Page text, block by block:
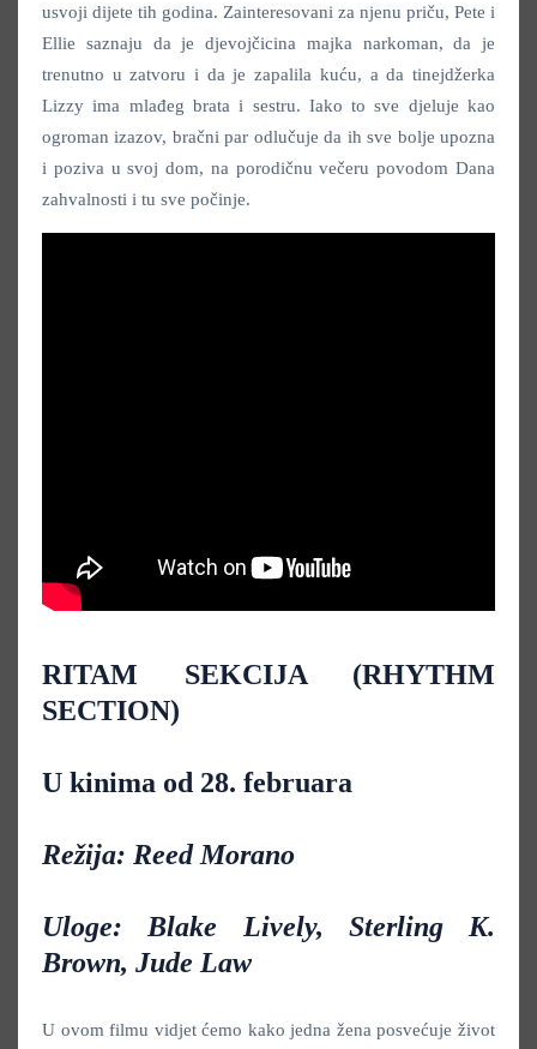
usvoji dijete tih godina. Zainteresovani za njenu priču, Pete i
Ellie saznaju da je djevojčicina majka narkoman, da je
trenutno u zatvoru i da je zapalila kuću, a da tinejdžerka
Lizzy ima mlađeg brata i sestru. Iako to sve djeluje kao
ogroman izazov, bračni par odlučuje da ih sve bolje upozna
i poziva u svoj dom, na porodičnu večeru povodom Dana
zahvalnosti i tu sve počinje.
RITAM SEKCIJA (RHYTHM
SECTION)
U kinima od 28. februara
Režija: Reed Morano
Uloge: Blake Lively, Sterling K.
Brown, Jude Law
U ovom filmu vidjet ćemo kako jedna žena posvećuje život